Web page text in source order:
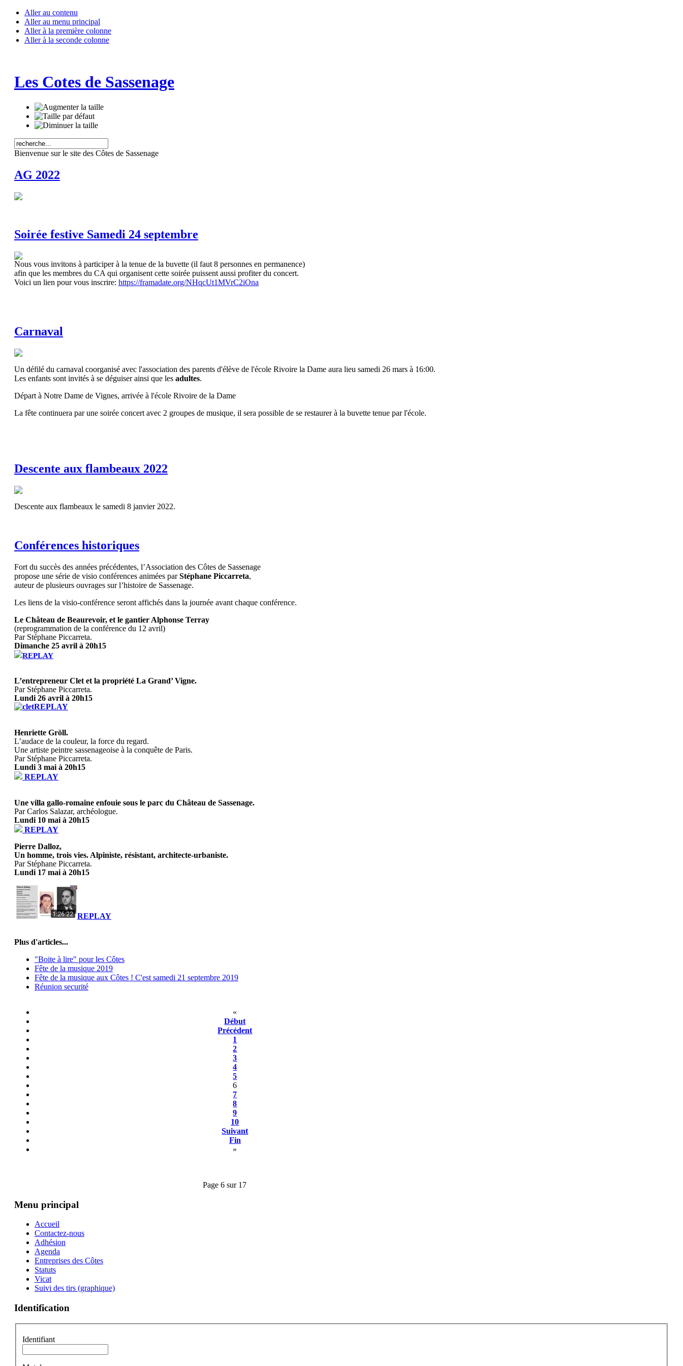
Aller au contenu
Aller au menu principal
Aller à la première colonne
Aller à la seconde colonne
Les Cotes de Sassenage
Bienvenue sur le site des Côtes de Sassenage
AG 2022
Soirée festive Samedi 24 septembre
Nous vous invitons à participer à la tenue de la buvette (il faut 8 personnes en permanence)
afin que les membres du CA qui organisent cette soirée puissent aussi profiter du concert.
Voici un lien pour vous inscrire: https://framadate.org/NHqcUt1MVrC2iOna
Carnaval
Un défilé du carnaval coorganisé avec l'association des parents d'élève de l'école Rivoire la Dame aura lieu samedi 26 mars à 16:00.
Les enfants sont invités à se déguiser ainsi que les adultes.
Départ à Notre Dame de Vignes, arrivée à l'école Rivoire de la Dame
La fête continuera par une soirée concert avec 2 groupes de musique, il sera possible de se restaurer à la buvette tenue par l'école.
Descente aux flambeaux 2022
Descente aux flambeaux le samedi 8 janvier 2022.
Conférences historiques
Fort du succès des années précédentes, l’Association des Côtes de Sassenage
propose une série de visio conférences animées parStéphane Piccarreta,
auteur de plusieurs ouvrages sur l’histoire de Sassenage.
Les liens de la visio-conférence seront affichés dans la journée avant chaque conférence.
Le Château de Beaurevoir, et le gantier Alphonse Terray
(reprogrammation de la conférence du 12 avril)
Par Stéphane Piccarreta.
Dimanche 25 avril à 20h15
REPLAY
L’entrepreneur Clet et la propriété La Grand’ Vigne.
Par Stéphane Piccarreta.
Lundi 26 avril à 20h15
REPLAY
Henriette Gröll.
L’audace de la couleur, la force du regard.
Une artiste peintre sassenageoise à la conquête de Paris.
Par Stéphane Piccarreta.
Lundi 3 mai à 20h15
REPLAY
Une villa gallo-romaine enfouie sous le parc du Château de Sassenage.
Par Carlos Salazar, archéologue.
Lundi 10 mai à 20h15
REPLAY
Pierre Dalloz,
Un homme, trois vies. Alpiniste, résistant, architecte-urbaniste.
Par Stéphane Piccarreta.
Lundi 17 mai à 20h15
REPLAY
Plus d'articles...
"Boite à lire" pour les Côtes
Fête de la musique 2019
Fête de la musique aux Côtes ! C'est samedi 21 septembre 2019
Réunion securité
«
Début
Précédent
1
2
3
4
5
6
7
8
9
10
Suivant
Fin
»
Page 6 sur 17
Menu principal
Accueil
Contactez-nous
Adhésion
Agenda
Entreprises des Côtes
Statuts
Vicat
Suivi des tirs (graphique)
Identification
Identifiant